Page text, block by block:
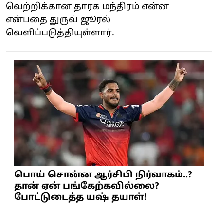
வெற்றிக்கான தாரக மந்திரம் என்ன
என்பதை துருவ் ஜூரல்
வெளிப்படுத்தியுள்ளார்.
பொய் சொன்ன ஆர்சிபி நிர்வாகம்..?
தான் ஏன் பங்கேற்கவில்லை?
போட்டுடைத்த யஷ் தயாள்!